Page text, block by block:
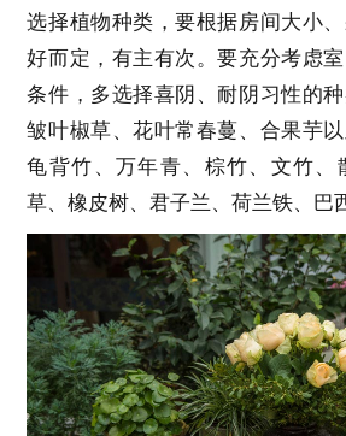
选择植物种类，要根据房间大小
好而定，有主有次。要充分考虑
条件，多选择喜阴、耐阴习性的种
皱叶椒草、花叶常春蔓、合果芋以
龟背竹、万年青、棕竹、文竹、
草、橡皮树、君子兰、荷兰铁、巴